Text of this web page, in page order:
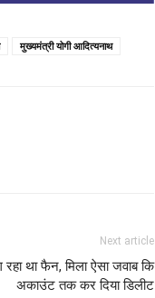
मुख्यमंत्री योगी आदित्यनाथ
Next article
था फैन, मिला ऐसा जवाब कि
अकाउंट तक कर दिया डिलीट